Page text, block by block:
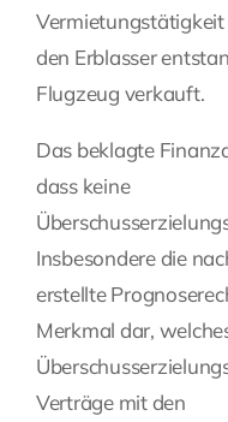
den Erblasser
Flugzeug verkauft.
Das beklagte
dass keine
Insbesondere die
erstellte
Merkmal dar,
Verträge mit den